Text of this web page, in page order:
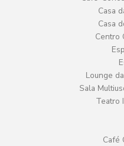
Casa
Casa
Centro
Lounge
Sala
Teatro
Café